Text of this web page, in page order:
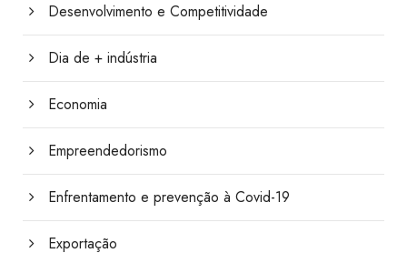
Desenvolvimento e Competitividade
Dia de + indústria
Economia
Empreendedorismo
Enfrentamento e prevenção à Covid-19
Exportação